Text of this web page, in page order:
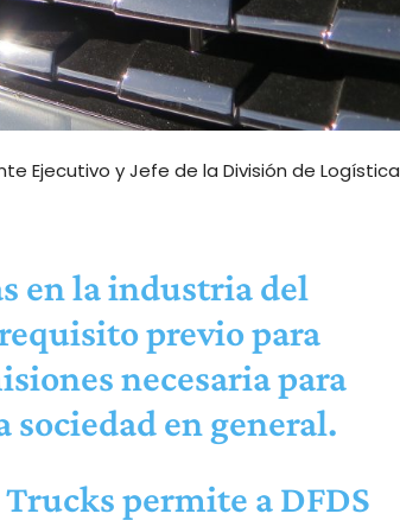
Ejecutivo y Jefe de la División de Logística
en la industria del
previo para
necesaria para
sociedad en general.
permite a DFDS